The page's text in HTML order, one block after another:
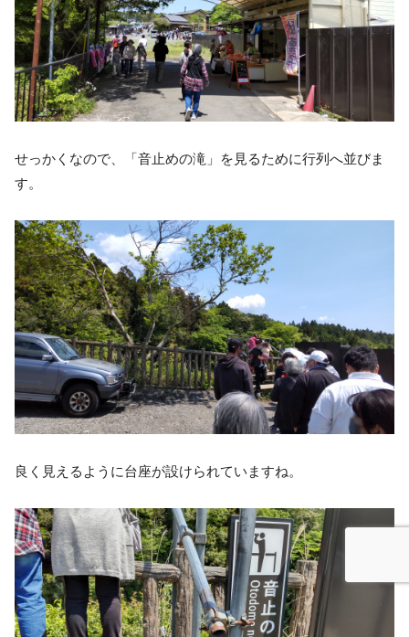
せっかくなので、「音止めの滝」を見るために行列へ並びま
す。
良く見えるように台座が設けられていますね。